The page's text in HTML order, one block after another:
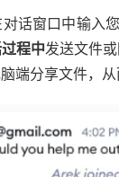
话窗口中输入
程中发送文件
端分享文件，从